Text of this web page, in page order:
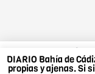
DIARIO Bahía de
propias y ajenas. Si
DIARIO Bahía
utiliza cookies